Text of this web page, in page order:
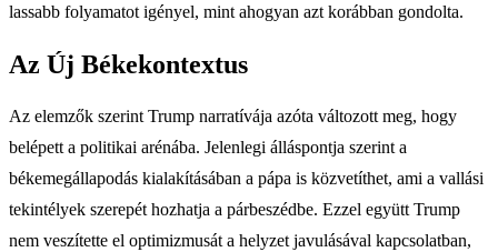
lassabb folyamatot igényel, mint ahogyan azt korábban gondolta.
Az Új Békekontextus
Az elemzők szerint Trump narratívája azóta változott meg, hogy
belépett a politikai arénába. Jelenlegi álláspontja szerint a
békemegállapodás kialakításában a pápa is közvetíthet, ami a vallási
tekintélyek szerepét hozhatja a párbeszédbe. Ezzel együtt Trump
nem veszítette el optimizmusát a helyzet javulásával kapcsolatban,